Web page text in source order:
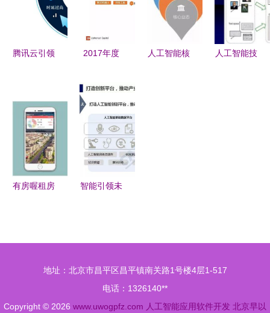
道
发的新纪元
腾讯云引领
准，推动AI
软件生态创
新
2017年度
告 7大行业
应用与100
个初创企业
深度解析
人工智能核
人工智能技
有房喔租房
智能引领未
景与趋势
地址：北京市昌平区昌平镇南关路1号楼4层1-517
电话：1326140**
Copyright © 2026 www.uwogpfz.com 人工智能应用软件开发 北京早以